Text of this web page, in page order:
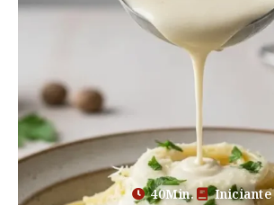
40Min. Iniciante